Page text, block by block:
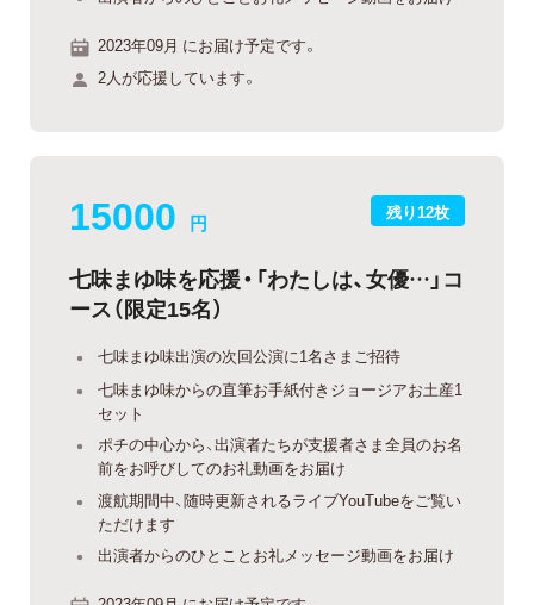
2023年09月 にお届け予定です。
2人が応援しています。
残り12枚
15000 円
七味まゆ味を応援・「わたしは、女優…」コ
ース（限定15名）
七味まゆ味出演の次回公演に1名さまご招待
七味まゆ味からの直筆お手紙付きジョージアお土産1
セット
ポチの中心から、出演者たちが支援者さま全員のお名
前をお呼びしてのお礼動画をお届け
渡航期間中、随時更新されるライブYouTubeをご覧い
ただけます
出演者からのひとことお礼メッセージ動画をお届け